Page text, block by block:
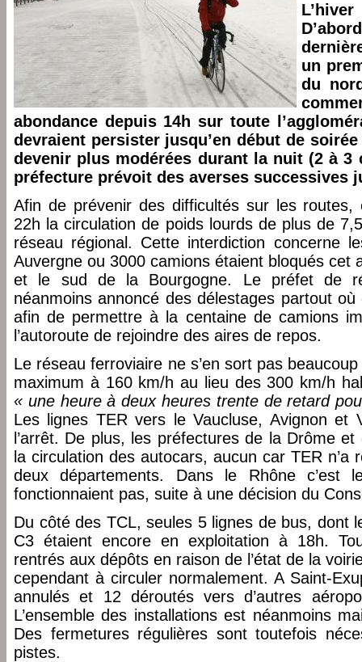
un
du
abondance depuis 14h sur toute
devraient persister jusqu’en début de
devenir plus modérées durant la nuit (2 à 3
préfecture prévoit des averses successives
Afin de prévenir des difficultés sur les routes,
22h la circulation de poids lourds de plus de
réseau régional. Cette interdiction concerne
Auvergne ou 3000 camions étaient bloqués cet
et le sud de la Bourgogne. Le préfet de
néanmoins annoncé des délestages partout où
afin de permettre à la centaine de camions
l’autoroute de rejoindre des aires de repos.
Le réseau ferroviaire ne s’en sort pas
maximum à 160 km/h au lieu des 300 km/h
« une heure à deux heures trente de retard
Les lignes TER vers le Vaucluse, Avignon et
l’arrêt. De plus, les préfectures de la Drôme et
la circulation des autocars, aucun car TER n’a
deux départements. Dans le Rhône c’est
fonctionnaient pas, suite à une décision du
Du côté des TCL, seules 5 lignes de bus, dont
C3 étaient encore en exploitation à 18h.
rentrés aux dépôts en raison de l’état de la
cependant à circuler normalement. A Saint-
annulés et 12 déroutés vers d’autres
L’ensemble des installations est néanmoins
Des fermetures régulières sont toutefois
pistes.